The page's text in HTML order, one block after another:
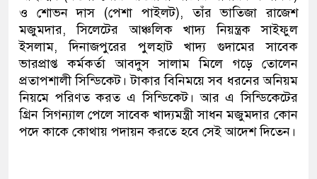
ও শোভন দাস (পেশা পাইলট), তাঁর ভাতিজা রাজেশ
মজুমদার, সিলেটের আঞ্চলিক খাদ্য নিয়ন্ত্রক সাইফুল
ইসলাম, দিনাজপুরের পুলহাট খাদ্য গুদামের সাবেক
ভারপ্রাপ্ত কর্মকর্তা আবদুস সালাম মিলে গড়ে তোলেন
প্রতাপশালী সিন্ডিকেট। টাকার বিনিময়ে সব ধরনের অনিয়ম
নিয়মে পরিণত করত এ সিন্ডিকেট। আর এ সিন্ডিকেটের
গ্রিন সিগন্যাল পেলে সাবেক খাদ্যমন্ত্রী সাধন মজুমদার কোন
পদে কাকে কোথায় পদায়ন করতে হবে সেই আদেশ দিতেন।